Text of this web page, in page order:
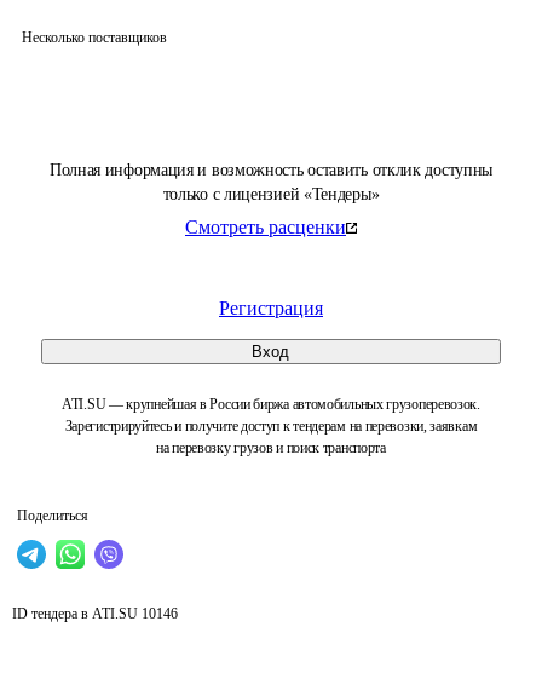
Полная информация и возможность оставить отклик доступны
только с лицензией «Тендеры»
Смотреть расценки
Регистрация
Вход
ATI.SU — крупнейшая в России биржа автомобильных грузоперевозок.
Зарегистрируйтесь и получите доступ к тендерам на перевозки, заявкам
на перевозку грузов и поиск транспорта
Поделиться
Несколько поставщиков
ID тендера в ATI.SU 10146